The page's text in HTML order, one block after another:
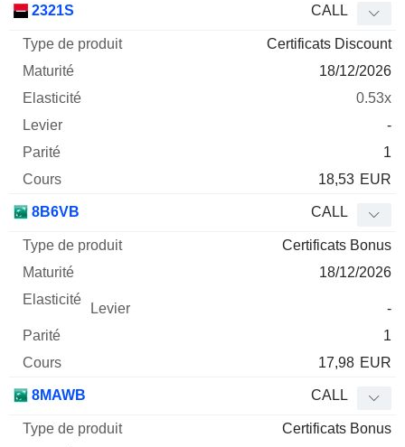
2321S CALL
Certificats Discount
18/12/2026
0.53x
-
1
18,53 EUR
8B6VB CALL
Certificats Bonus
18/12/2026
-
1
17,98 EUR
8MAWB CALL
Certificats Bonus